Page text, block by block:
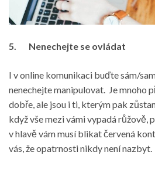
5. Nenechejte se ovládat
I v online komunikaci buďte sám/
nenechejte manipulovat. Je mnoho
dobře, ale jsou i ti, kterým pak
když vše mezi vámi vypadá růžově,
v hlavě vám musí blikat červená
vás, že opatrnosti nikdy není nazbyt.